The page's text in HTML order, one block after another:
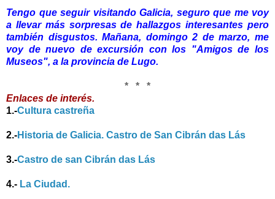
Tengo que seguir visitando Galicia, seguro que me voy
a llevar más sorpresas de hallazgos interesantes pero
también disgustos. Mañana, domingo 2 de marzo, me
voy de nuevo de excursión con los "Amigos de los
Museos", a la provincia de Lugo.
* * *
Enlaces de interés.
1.-Cultura castreña
2.-Historia de Galicia. Castro de San Cibrán das Lás
3.-Castro de san Cibrán das Lás
4.- La Ciudad.